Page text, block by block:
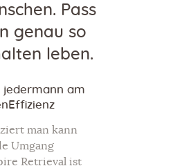
Pass
genau so
leben.
jedermann am
man kann
Umgang
Retrieval ist